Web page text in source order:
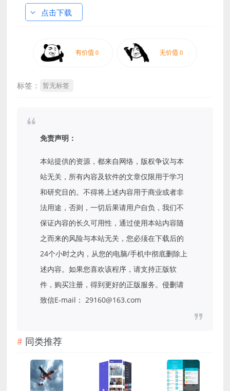
点击下载
标签： 暂无标签
免责声明：
本站提供的资源，都来自网络，版权争议与本
站无关，所有内容及软件的文章仅限用于学习
和研究目的。不得将上述内容用于商业或者非
法用途，否则，一切后果请用户自负，我们不
保证内容的长久可用性，通过使用本站内容随
之而来的风险与本站无关，您必须在下载后的
24个小时之内，从您的电脑/手机中彻底删除上
述内容。如果您喜欢该程序，请支持正版软
件，购买注册，得到更好的正版服务。侵删请
致信E-mail： 29160@163.com
同类推荐